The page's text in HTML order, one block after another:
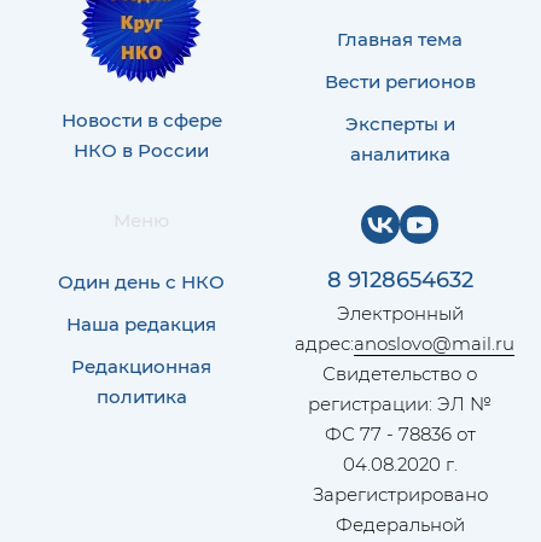
Новости в сфере
НКО в России
Главная тема
Вести регионов
Эксперты и
аналитика
Меню
Один день с НКО
Наша редакция
Редакционная
политика
8 9128654632
Электронный
адрес:anoslovo@mail.ru
Свидетельство о
регистрации: ЭЛ №
ФС 77 - 78836 от
04.08.2020 г.
Зарегистрировано
Федеральной